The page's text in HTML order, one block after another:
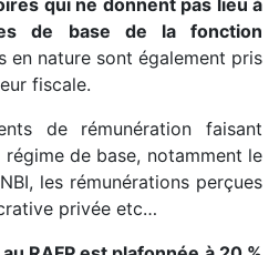
de base de la fonction
en nature sont également pris
fiscale.
de rémunération faisant
de base, notamment le
les rémunérations perçues
privée etc…